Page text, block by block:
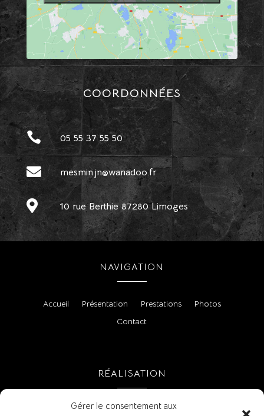
Gérer le consentement aux
COORDONNÉES
 05 55 37 55 50
 mesmin.jn@wanadoo.fr
 10 rue Berthie 87280 Limoges
NAVIGATION
Accueil Présentation Prestations
Photos
Contact
RÉALISATION